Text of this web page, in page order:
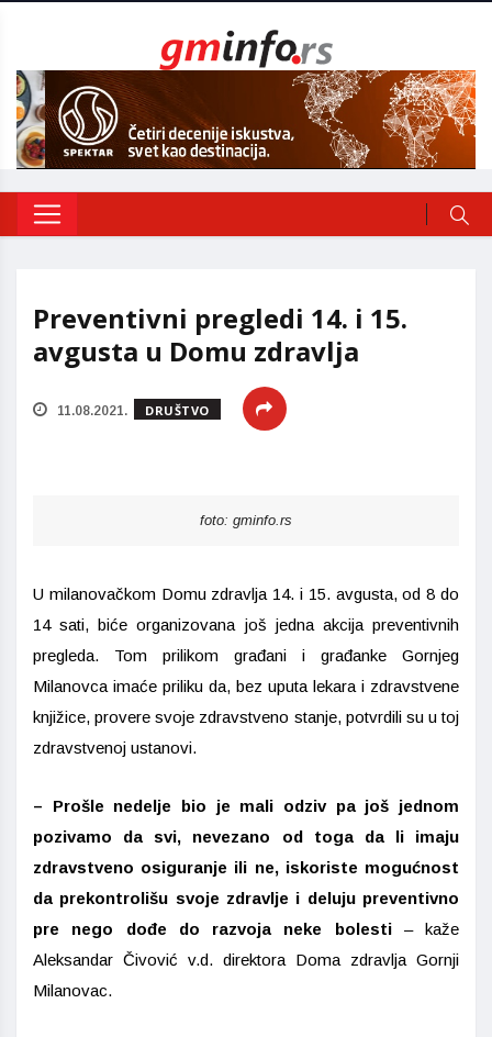
Preventivni pregledi 14. i 15.
avgusta u Domu zdravlja
11.08.2021. DRUŠTVO
foto: gminfo.rs
U milanovačkom Domu zdravlja 14. i 15. avgusta, od 8 do
14 sati, biće organizovana još jedna akcija preventivnih
pregleda. Tom prilikom građani i građanke Gornjeg
Milanovca imaće priliku da, bez uputa lekara i zdravstvene
knjižice, provere svoje zdravstveno stanje, potvrdili su u toj
zdravstvenoj ustanovi.
– Prošle nedelje bio je mali odziv pa još jednom
pozivamo da svi, nevezano od toga da li imaju
zdravstveno osiguranje ili ne, iskoriste mogućnost
da prekontrolišu svoje zdravlje i deluju preventivno
pre nego dođe do razvoja neke bolesti– kaže
Aleksandar Čivović v.d. direktora Doma zdravlja Gornji
Milanovac.